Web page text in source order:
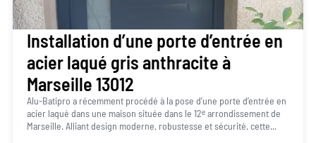
Installation d’une porte d’entrée en
acier laqué gris anthracite à
Marseille 13012
Alu-Batipro a récemment procédé à la pose d’une porte d’entrée en
acier laqué dans une maison située dans le 12ᵉ arrondissement de
Marseille. Alliant design moderne, robustesse et sécurité, cette...